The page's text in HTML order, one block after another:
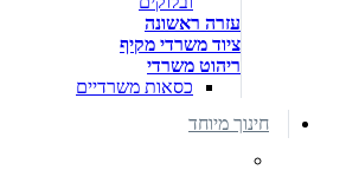
עזרה ראשונה
ציוד משרדי מקיף
ריהוט משרדי
כסאות משרדיים
חינוך מיוחד